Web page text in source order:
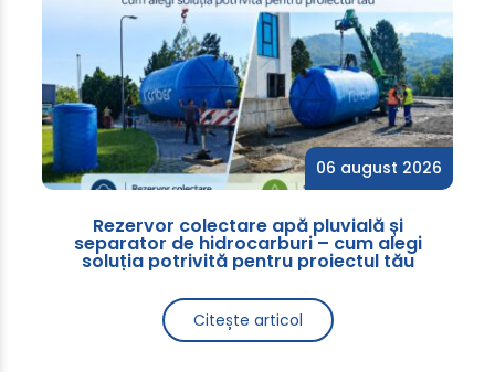
06 august 2026
Rezervor colectare apă pluvială și
separator de hidrocarburi – cum alegi
soluția potrivită pentru proiectul tău
Citește articol